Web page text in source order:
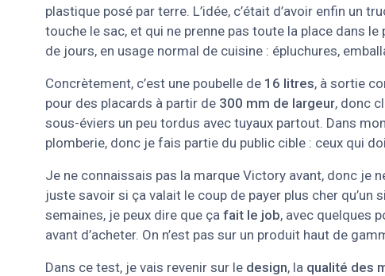
plastique posé par terre. L’idée, c’était d’avoir enfin un
touche le sac, et qui ne prenne pas toute la place dans
de jours, en usage normal de cuisine : épluchures,
Concrètement, c’est une poubelle de 16 litres, à sortie
pour des placards à partir de 300 mm de largeur, donc
sous-éviers un peu tordus avec tuyaux partout. Dans
plomberie, donc je fais partie du public cible : ceux qui
Je ne connaissais pas la marque Victory avant, donc je
juste savoir si ça valait le coup de payer plus cher
semaines, je peux dire que ça fait le job, avec quelques
avant d’acheter. On n’est pas sur un produit haut de
Dans ce test, je vais revenir sur le design, la qualité des